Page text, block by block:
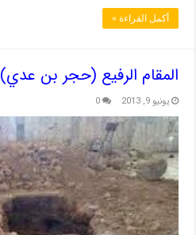
أكمل القراءة »
المقام الرفيع (حجر بن عدي)
يونيو 9, 2013 0